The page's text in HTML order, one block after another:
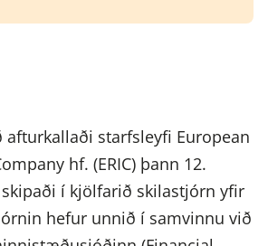
starfsleyfi European
hf. (ERIC) þann 12.
í kjölfarið skilastjórn yfir
hefur unnið í samvinnu við